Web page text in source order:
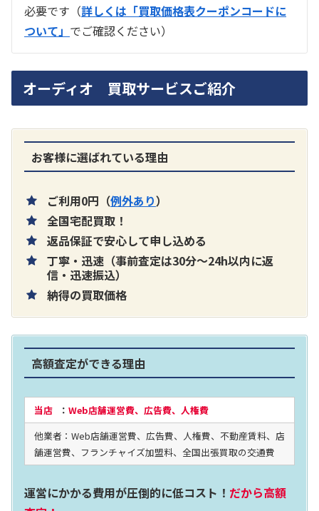
買取価格：お問合せください
SONY
片耳巻き取りイヤホン内蔵ラジオ SRF-
2024年12月更新 オーディオ買取価格
LUXKIT
必要です（詳しくは「買取価格表クーポンコードに
ついて」 でご確認ください）
オーディオ 買取サービスご紹介
お客様に選ばれている理由
ご利用0円（例外あり）
全国宅配買取！
返品保証で安心して申し込める
丁寧・迅速（事前査定は30分～24h以内に返
信・迅速振込）
納得の買取価格
高額査定ができる理由
当店： Web店舗運営費、広告費、人権費
他業者：Web店舗運営費、広告費、人権費、不動産賃料、店
舗運営費、フランチャイズ加盟料、全国出張買取の交通費
運営にかかる費用が圧倒的に低コスト！ だから高額